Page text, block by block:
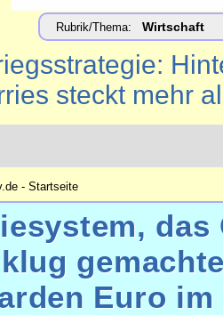
Rubrik/Thema: Wirtschaft
steckt mehr
- Startseite
Euro